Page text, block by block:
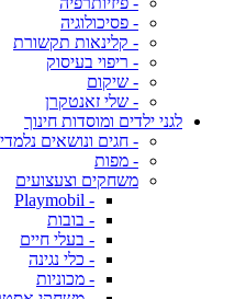
- פסיכולוגיה
- קלינאות תקשורת
- ריפוי בעיסוק
- שיקום
- שלי זאנטקרן
לגני ילדים ומוסדות חינוך
- חגים ונושאים
- מפות
משחקים וצעצועים
- Playmobil
- בובות
- בעלי חיים
- כלי נגינה
- מכוניות